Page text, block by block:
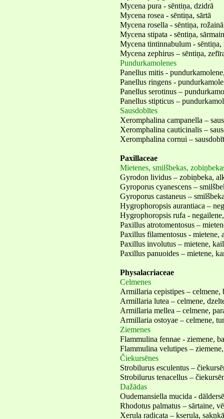
Mycena pura - sēntiņa, dzidrā
Mycena rosea - sēntiņa, sārtā
Mycena rosella - sēntiņa, rožainā
Mycena stipata - sēntiņa,
Mycena tintinnabulum - sēntiņa,
Mycena zephirus – sēntiņa,
Pundurkamolenes
Panellus mitis -
Panellus ringens -
Panellus serotinus –
Panellus stipticus –
Sausdobītes
Xeromphalina campanella –
Xeromphalina cauticinalis –
Xeromphalina cornui –
Paxillaceae
Mietenes, smilšbekas,
Gyrodon lividus – zobiņbeka,
Gyroporus cyanescens –
Gyroporus castaneus –
Hygrophoropsis aurantiaca –
Hygrophoropsis rufa -
Paxillus atrotomentosus –
Paxillus filamentosus - mietene,
Paxillus involutus – mietene,
Paxillus panuoides – mietene,
Physalacriaceae
Celmenes
Armillaria cepistipes – celmene,
Armillaria lutea – celmene,
Armillaria mellea – celmene,
Armillaria ostoyae – celmene,
Ziemenes
Flammulina fennae - ziemene,
Flammulina velutipes –
Čiekursēnes
Strobilurus esculentus –
Strobilurus tenacellus –
Dažādas
Oudemansiella mucida -
Rhodotus palmatus – sārtaine,
Xerula radicata – kserula,